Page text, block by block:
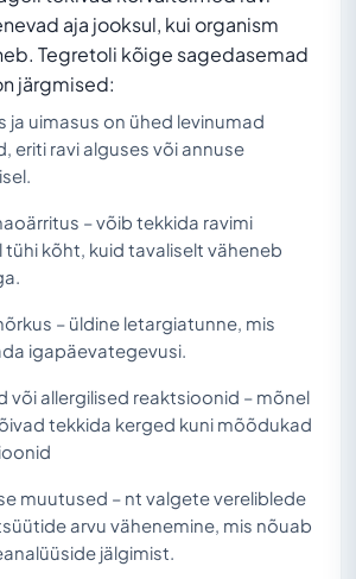
aja jooksul, kui organism
Tegretoli kõige sagedasemad
järgmised:
ja uimasus on ühed levinumad
eriti ravi alguses või annuse
– võib tekkida ravimi
tühi kõht, kuid tavaliselt väheneb
– üldine letargiatunne, mis
igapäevategevusi.
või allergilised reaktsioonid – mõnel
tekkida kerged kuni mõõdukad
muutused – nt valgete vereliblede
arvu vähenemine, mis nõuab
jälgimist.